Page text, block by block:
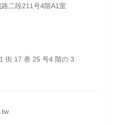
二段211号4階A1室
街 17 巷 25 号4 階の 3